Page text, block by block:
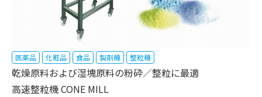
医薬品 化粧品 食品 製剤機 整粒機
乾燥原料および湿塊原料の粉砕／整粒に最適
高速整粒機 CONE MILL